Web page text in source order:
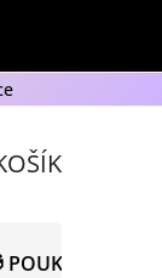
POUKAZY